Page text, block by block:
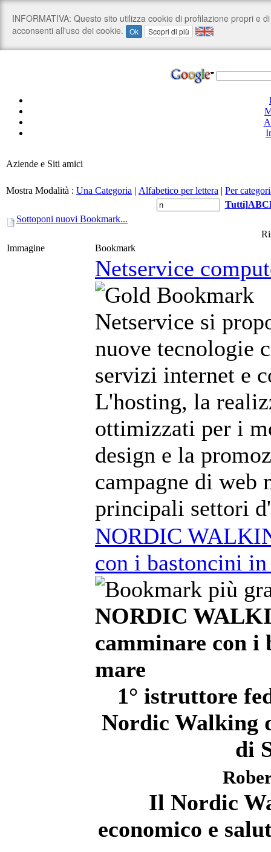
Aziende e Siti amici
Mostra Modalità : Una Categoria | Alfabetico per lettera | Per
Tutti]ABC
Sottoponi nuovi Bookmark...
Immagine
Bookmark
Netservice
Netservice si
nuove tecnologie
servizi internet e
L'hosting, la
ottimizzati per i
design e la
campagne di web
principali settori
NORDIC
con i bastoncini
NORDIC
camminare con
mare
1° istruttore
Nordic Walking
di
Il Nordic
economico e